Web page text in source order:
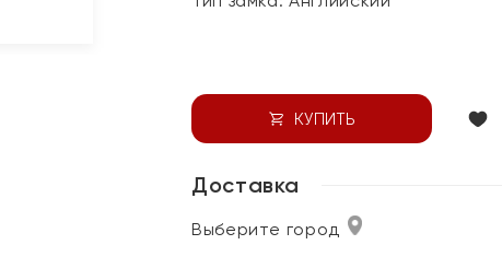
КУПИТЬ
Доставка
Выберите город